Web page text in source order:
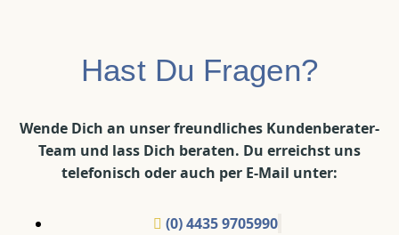
Hast Du Fragen?
Wende Dich an unser freundliches Kundenberater-
Team und lass Dich beraten. Du erreichst uns
telefonisch oder auch per E-Mail unter:
(0) 4435 9705990